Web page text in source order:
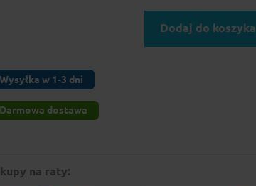
Dodaj do koszyka
Wysyłka w 1-3 dni
Darmowa dostawa
na raty: